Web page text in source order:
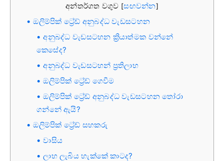
අන්තර්ගත වගුව [සඟවන්න]
ඔලිම්පික් ට්‍රේඩ් අනුබද්ධ වැඩසටහන
අනුබද්ධ වැඩසටහන ක්‍රියාත්මක වන්නේ
කෙසේද?
අනුබද්ධ වැඩසටහන් ප්‍රතිලාභ
ඔලිම්පික් ට්‍රේඩ් ගෙවීම
ඔලිම්පික් ට්‍රේඩ් අනුබද්ධ වැඩසටහන තෝරා
ගන්නේ ඇයි?
ඔලිම්පික් ට්‍රේඩ් සහකරු
වාසිය
ලාභ ලැබිය හැක්කේ කාටද?